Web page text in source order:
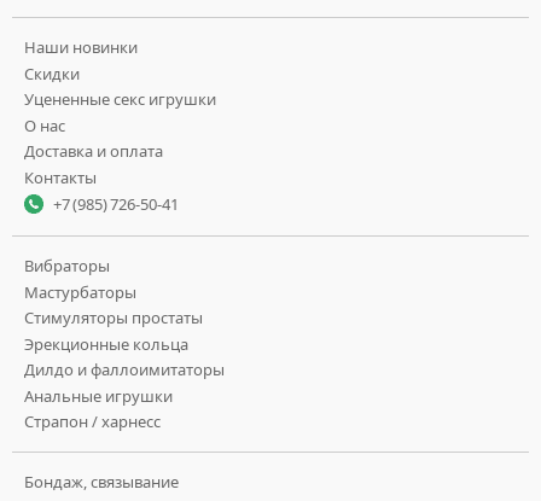
Наши новинки
Скидки
Уцененные секс игрушки
О нас
Доставка и оплата
Контакты
+7 (985) 726-50-41
Вибраторы
Мастурбаторы
Стимуляторы простаты
Эрекционные кольца
Дилдо и фаллоимитаторы
Анальные игрушки
Страпон / харнесс
Бондаж, связывание